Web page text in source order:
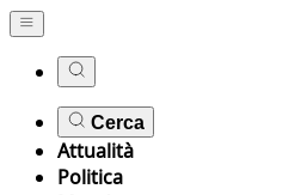
Cerca
Attualità
Politica